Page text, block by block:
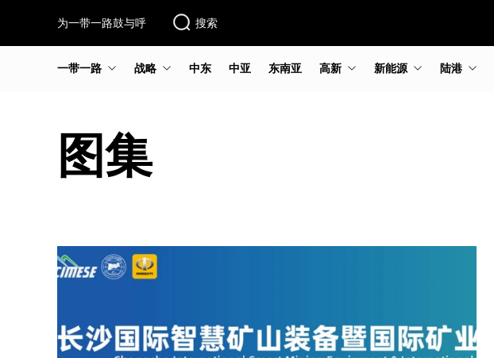
为一带一路鼓与呼 搜索
一带一路 战略 中东 中亚 东南亚 高新 新能源 陆港
图集